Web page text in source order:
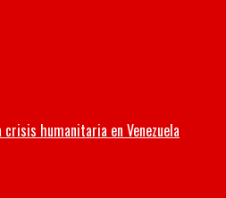
humanitaria en Venezuela